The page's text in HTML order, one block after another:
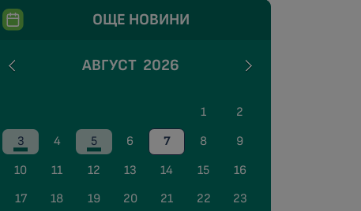
ОЩЕ НОВИНИ
АВГУСТ 2026
1
2
3
4 5 6 7 8
9
10
11 12 13 14 15
16
17
18 19 20 21 22
23